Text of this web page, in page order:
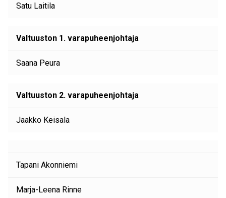
Satu Laitila
Valtuuston 1. varapuheenjohtaja
Saana Peura
Valtuuston 2. varapuheenjohtaja
Jaakko Keisala
Tapani Akonniemi
Marja-Leena Rinne